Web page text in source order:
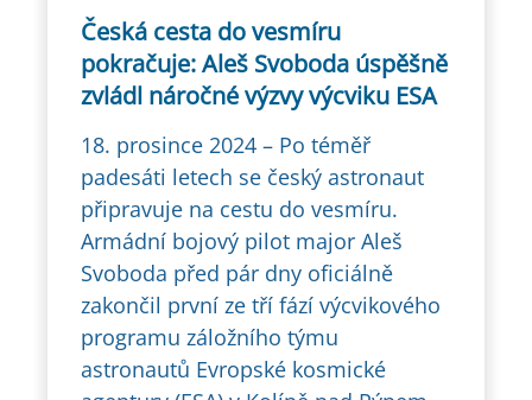
Česká cesta do vesmíru
pokračuje: Aleš Svoboda úspěšně
zvládl náročné výzvy výcviku ESA
18. prosince 2024 – Po téměř
padesáti letech se český astronaut
připravuje na cestu do vesmíru.
Armádní bojový pilot major Aleš
Svoboda před pár dny oficiálně
zakončil první ze tří fází výcvikového
programu záložního týmu
astronautů Evropské kosmické